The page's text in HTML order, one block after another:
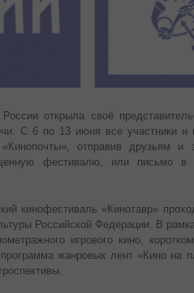
открыла своё
С 6 по 13 июня все участники и
«Кинопочты», отправив друзьям и
фестивалю, или письмо в
кинофестиваль «Кинотавр»
Российской Федерации. В
игрового кино,
жанровых лент «Кино на